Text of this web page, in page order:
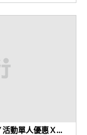
動單人優惠Ｘ...